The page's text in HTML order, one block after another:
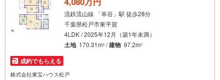
流鉄流山線 「幸谷」駅 徒歩28分
千葉県松戸市東平賀
4LDK / 2025年12月（築1年未満）
土地 170.31m2 /建物 97.2m2
成約でもらえる
株式会社東宝ハウス松戸